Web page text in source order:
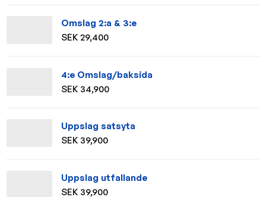
Omslag 2:a & 3:e
SEK 29,400
4:e Omslag/baksida
SEK 34,900
Uppslag satsyta
SEK 39,900
Uppslag utfallande
SEK 39,900